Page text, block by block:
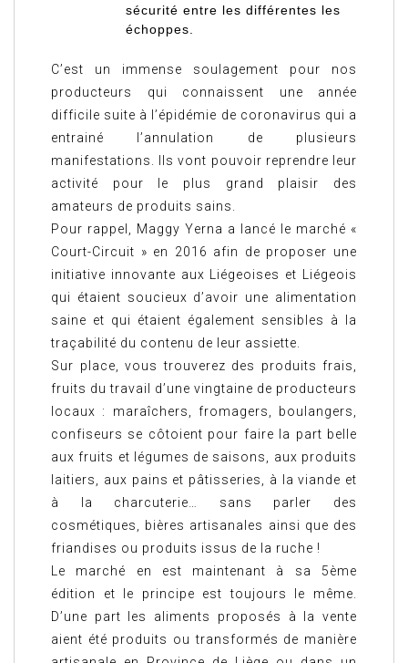
sécurité entre les différentes les
échoppes.
C’est un immense soulagement pour nos
producteurs qui connaissent une année
difficile suite à l’épidémie de coronavirus qui a
entrainé l’annulation de plusieurs
manifestations. Ils vont pouvoir reprendre leur
activité pour le plus grand plaisir des
amateurs de produits sains.
Pour rappel, Maggy Yerna a lancé le marché «
Court-Circuit » en 2016 afin de proposer une
initiative innovante aux Liégeoises et Liégeois
qui étaient soucieux d’avoir une alimentation
saine et qui étaient également sensibles à la
traçabilité du contenu de leur assiette.
Sur place, vous trouverez des produits frais,
fruits du travail d’une vingtaine de producteurs
locaux : maraîchers, fromagers, boulangers,
confiseurs se côtoient pour faire la part belle
aux fruits et légumes de saisons, aux produits
laitiers, aux pains et pâtisseries, à la viande et
à la charcuterie… sans parler des
cosmétiques, bières artisanales ainsi que des
friandises ou produits issus de la ruche !
Le marché en est maintenant à sa 5ème
édition et le principe est toujours le même.
D’une part les aliments proposés à la vente
aient été produits ou transformés de manière